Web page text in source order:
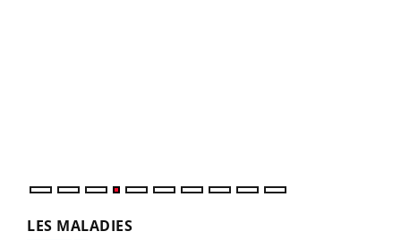
LES MALADIES